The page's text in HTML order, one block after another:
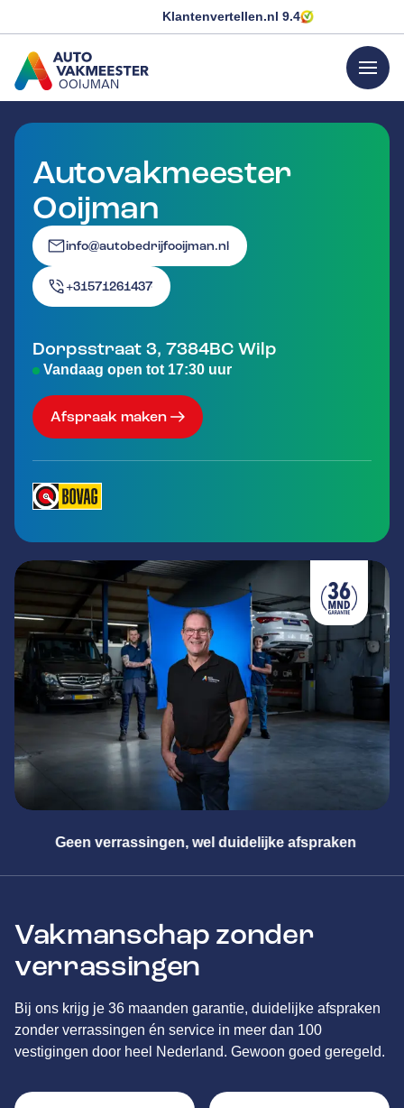
Klantenvertellen.nl 9.4
OOIJMAN
GA NAAR DE HOMEPAGINA
menu
Autovakmeester
Ooijman
info@autobedrijfooijman.nl
+31571261437
Dorpsstraat 3, 7384BC Wilp
Vandaag open tot 17:30 uur
Afspraak maken
Meester in alle merken
Vakmanschap zonder
verrassingen
Bij ons krijg je 36 maanden garantie, duidelijke afspraken
zonder verrassingen én service in meer dan 100
vestigingen door heel Nederland. Gewoon goed geregeld.